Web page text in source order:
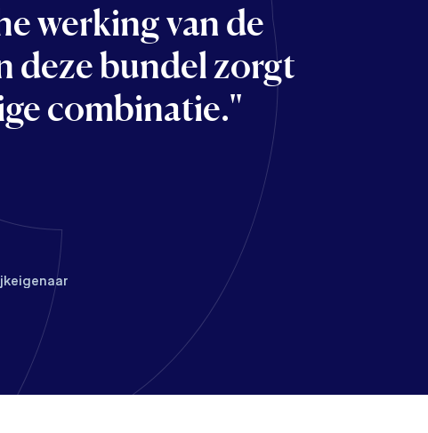
werking van de
deze bundel zorgt
combinatie.''